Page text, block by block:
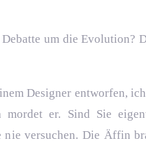
um die Evolution?
Designer entworfen,
mordet er. Sind Sie
nie versuchen. Die Äffin